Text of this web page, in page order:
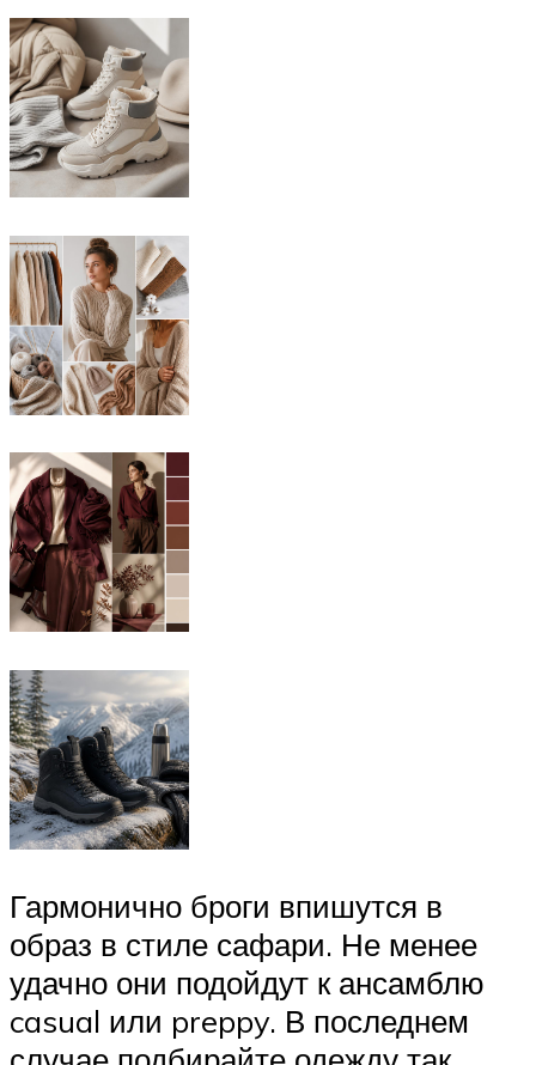
Гармонично броги впишутся в
образ в стиле сафари. Не менее
удачно они подойдут к ансамблю
casual или preppy. В последнем